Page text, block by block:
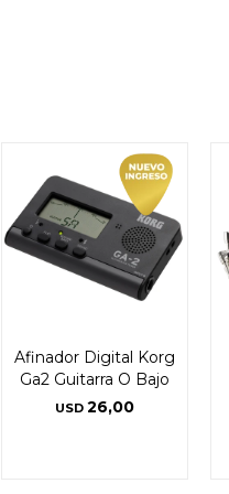
Afinador Digital Korg
Ga2 Guitarra O Bajo
USD 26,00